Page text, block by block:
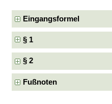
Eingangsformel
§ 1
§ 2
Fußnoten